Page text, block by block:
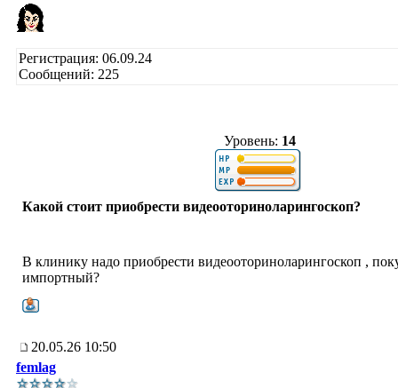
Регистрация: 06.09.24
Сообщений: 225
Уровень: 14
Какой стоит приобрести видеооториноларингоскоп?
В клинику надо приобрести видеооториноларингоскоп ,
импортный?
20.05.26 10:50
femlag